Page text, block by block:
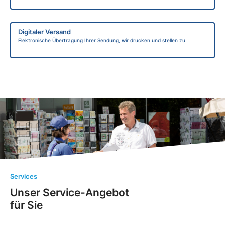
Digitaler Versand
Elektronische Übertragung Ihrer Sendung, wir drucken und stellen zu
Services
Unser Service-Angebot
für Sie